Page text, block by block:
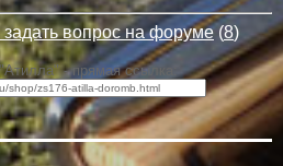
вопрос на форуме (8)
- прямая ссылка: